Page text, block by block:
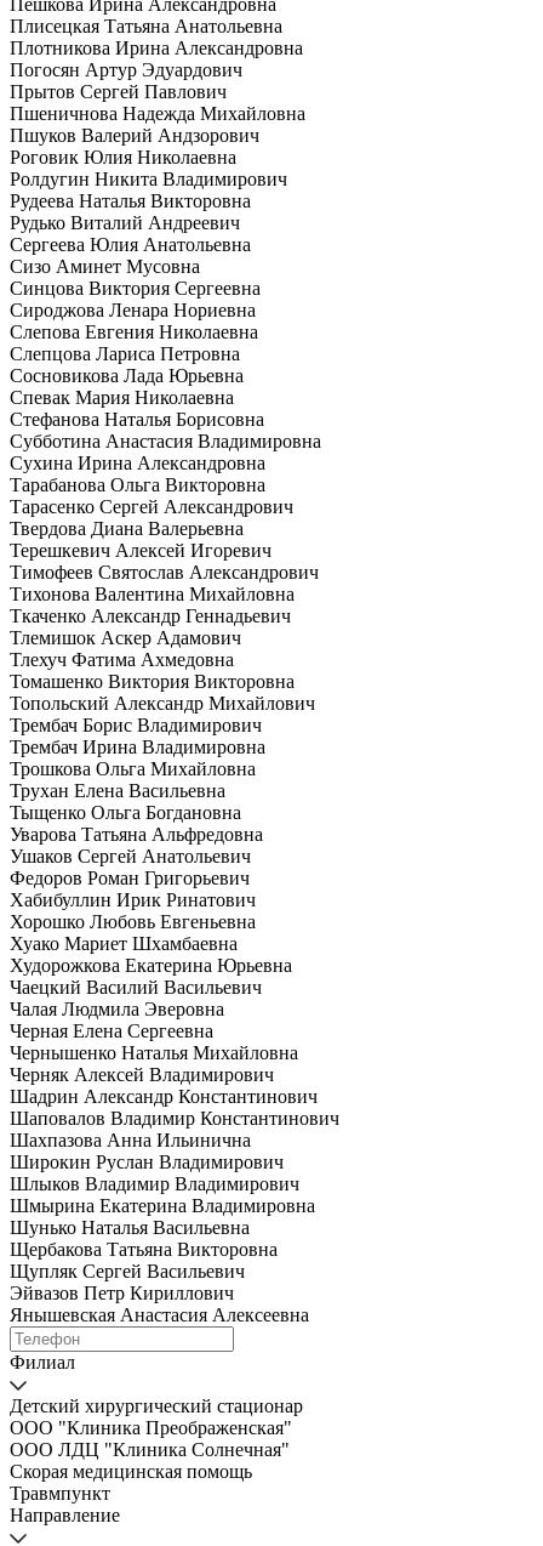
Плисецкая Татьяна Анатольевна
Плотникова Ирина Александровна
Погосян Артур Эдуардович
Прытов Сергей Павлович
Пшеничнова Надежда Михайловна
Пшуков Валерий Андзорович
Роговик Юлия Николаевна
Ролдугин Никита Владимирович
Рудеева Наталья Викторовна
Рудько Виталий Андреевич
Сергеева Юлия Анатольевна
Сизо Аминет Мусовна
Синцова Виктория Сергеевна
Сироджова Ленара Нориевна
Слепова Евгения Николаевна
Слепцова Лариса Петровна
Сосновикова Лада Юрьевна
Спевак Мария Николаевна
Стефанова Наталья Борисовна
Субботина Анастасия Владимировна
Сухина Ирина Александровна
Тарабанова Ольга Викторовна
Тарасенко Сергей Александрович
Твердова Диана Валерьевна
Терешкевич Алексей Игоревич
Тимофеев Святослав Александрович
Тихонова Валентина Михайловна
Ткаченко Александр Геннадьевич
Тлемишок Аскер Адамович
Тлехуч Фатима Ахмедовна
Томашенко Виктория Викторовна
Топольский Александр Михайлович
Трембач Борис Владимирович
Трембач Ирина Владимировна
Трошкова Ольга Михайловна
Трухан Елена Васильевна
Тыщенко Ольга Богдановна
Уварова Татьяна Альфредовна
Ушаков Сергей Анатольевич
Федоров Роман Григорьевич
Хабибуллин Ирик Ринатович
Хорошко Любовь Евгеньевна
Хуако Мариет Шхамбаевна
Худорожкова Екатерина Юрьевна
Чаецкий Василий Васильевич
Чалая Людмила Эверовна
Черная Елена Сергеевна
Чернышенко Наталья Михайловна
Черняк Алексей Владимирович
Шадрин Александр Константинович
Шаповалов Владимир Константинович
Шахпазова Анна Ильинична
Широкин Руслан Владимирович
Шлыков Владимир Владимирович
Шмырина Екатерина Владимировна
Шунько Наталья Васильевна
Щербакова Татьяна Викторовна
Щупляк Сергей Васильевич
Эйвазов Петр Кириллович
Янышевская Анастасия Алексеевна
Филиал
Детский хирургический стационар
ООО "Клиника Преображенская"
ООО ЛДЦ "Клиника Солнечная"
Скорая медицинская помощь
Травмпункт
Направление